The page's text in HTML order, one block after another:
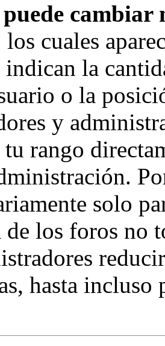
puede cambiar
los cuales
la
o la
y
rango
solo
los foros no
hasta incluso